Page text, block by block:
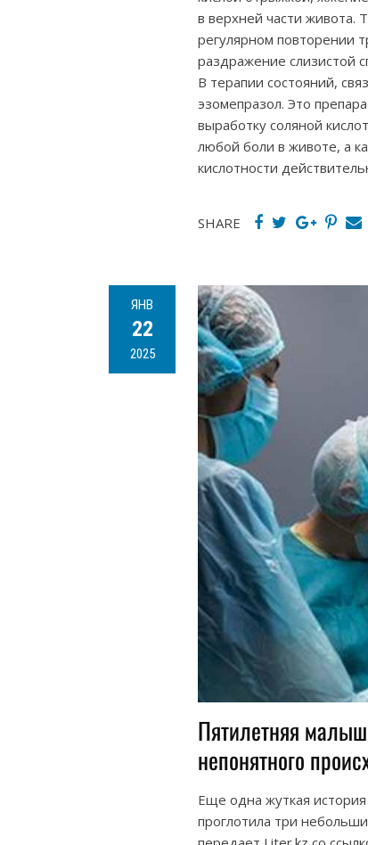
в верхней части живота.
регулярном повторении
раздражение слизистой
В терапии состояний,
эзомепразол. Это
выработку соляной
любой боли в животе, а
кислотности
SHARE
ЯНВ
22
2025
Пятилетняя
непонятного
Еще одна жуткая
проглотила три